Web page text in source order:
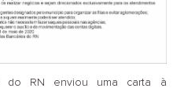
do RN enviou uma carta à